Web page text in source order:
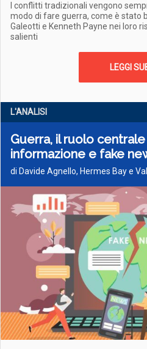
I conflitti tradizionali vengono
modo di fare guerra, come è stato
Galeotti e Kenneth Payne nei loro
salienti
LEGGI
L'ANALISI
Guerra, il ruolo
informazione e fake
di Davide Agnello, Hermes Bay e